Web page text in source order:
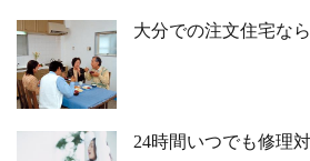
大分での注文住宅な
24時間いつでも修理